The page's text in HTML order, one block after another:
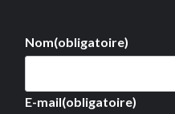
Nom(obligatoire)
E-mail(obligatoire)